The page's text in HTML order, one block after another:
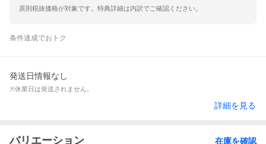
原則税抜価格が対象です。特典詳細は内訳でご確認ください。
条件達成でおトク
発送日情報なし
※休業日は発送されません。
詳細を見る
バリエーション 在庫を確認